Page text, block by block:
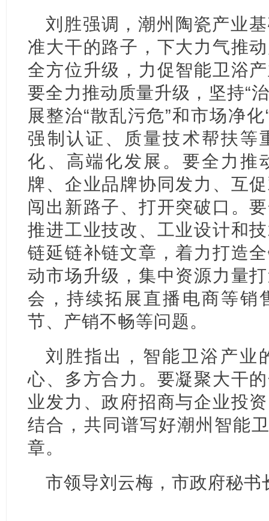
刘胜强调，潮州陶瓷产业
准大干的路子，下大力气推
全方位升级，力促智能卫浴
要全力推动质量升级，坚持“
展整治“散乱污危”和市场净
强制认证、质量技术帮扶等
化、高端化发展。要全力推
牌、企业品牌协同发力、互
闯出新路子、打开突破口。
推进工业技改、工业设计和
链延链补链文章，着力打造
动市场升级，集中资源力量
会，持续拓展直播电商等销
节、产销不畅等问题。
刘胜指出，智能卫浴产业
心、多方合力。要凝聚大干
业发力、政府招商与企业投
结合，共同谱写好潮州智能
章。
市领导刘云梅，市政府秘